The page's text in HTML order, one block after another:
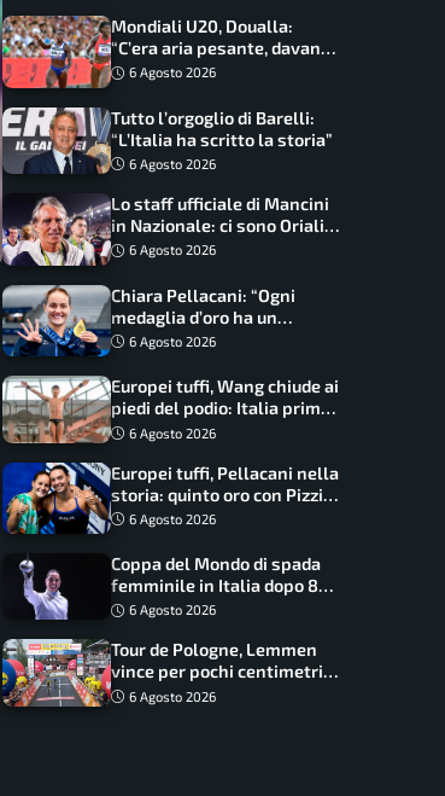
Mondiali U20, Doualla:
“C’era aria pesante, davano
le mascherine! Finale? Non
6 Agosto 2026
Tutto l’orgoglio di Barelli:
“L’Italia ha scritto la storia”
6 Agosto 2026
Lo staff ufficiale di Mancini
in Nazionale: ci sono Oriali e
Bonucci, confermato un
6 Agosto 2026
Chiara Pellacani: “Ogni
medaglia d’oro ha un
significato diverso. Ho fatto
6 Agosto 2026
Europei tuffi, Wang chiude ai
piedi del podio: Italia prima
nel medagliere
6 Agosto 2026
Europei tuffi, Pellacani nella
storia: quinto oro con Pizzini
nel sincro da 3 metri
6 Agosto 2026
Coppa del Mondo di spada
femminile in Italia dopo 8
anni, Alberta Santuccio: “Il
frutti”
6 Agosto 2026
Tour de Pologne, Lemmen
vince per pochi centimetri
su Scaroni: maxi-caduta e
6 Agosto 2026